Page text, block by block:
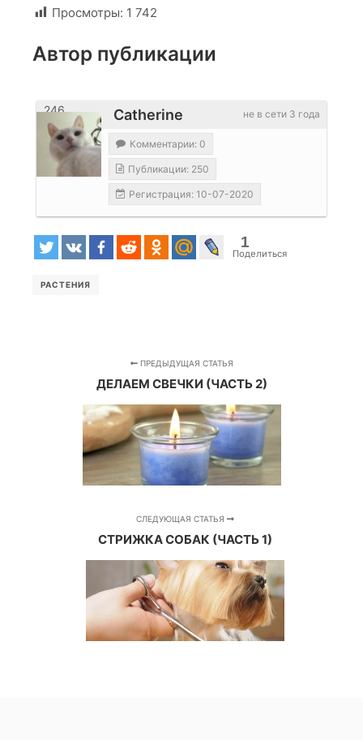
Просмотры: 1 742
Автор публикации
не в сети 3 года
Catherine
246
Комментарии: 0
Публикации: 250
Регистрация: 10-07-2020
1
Поделиться
РАСТЕНИЯ
ПРЕДЫДУЩАЯ СТАТЬЯ
ДЕЛАЕМ СВЕЧКИ (ЧАСТЬ 2)
СЛЕДУЮЩАЯ СТАТЬЯ
СТРИЖКА СОБАК (ЧАСТЬ 1)